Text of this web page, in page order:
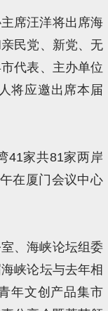
席汪洋将出席海
民党、新党、无
代表、主办单位
将应邀出席本届
41家共81家两岸
在厦门会议中心
、海峡论坛组委
峡论坛与去年相
年文创产品集市